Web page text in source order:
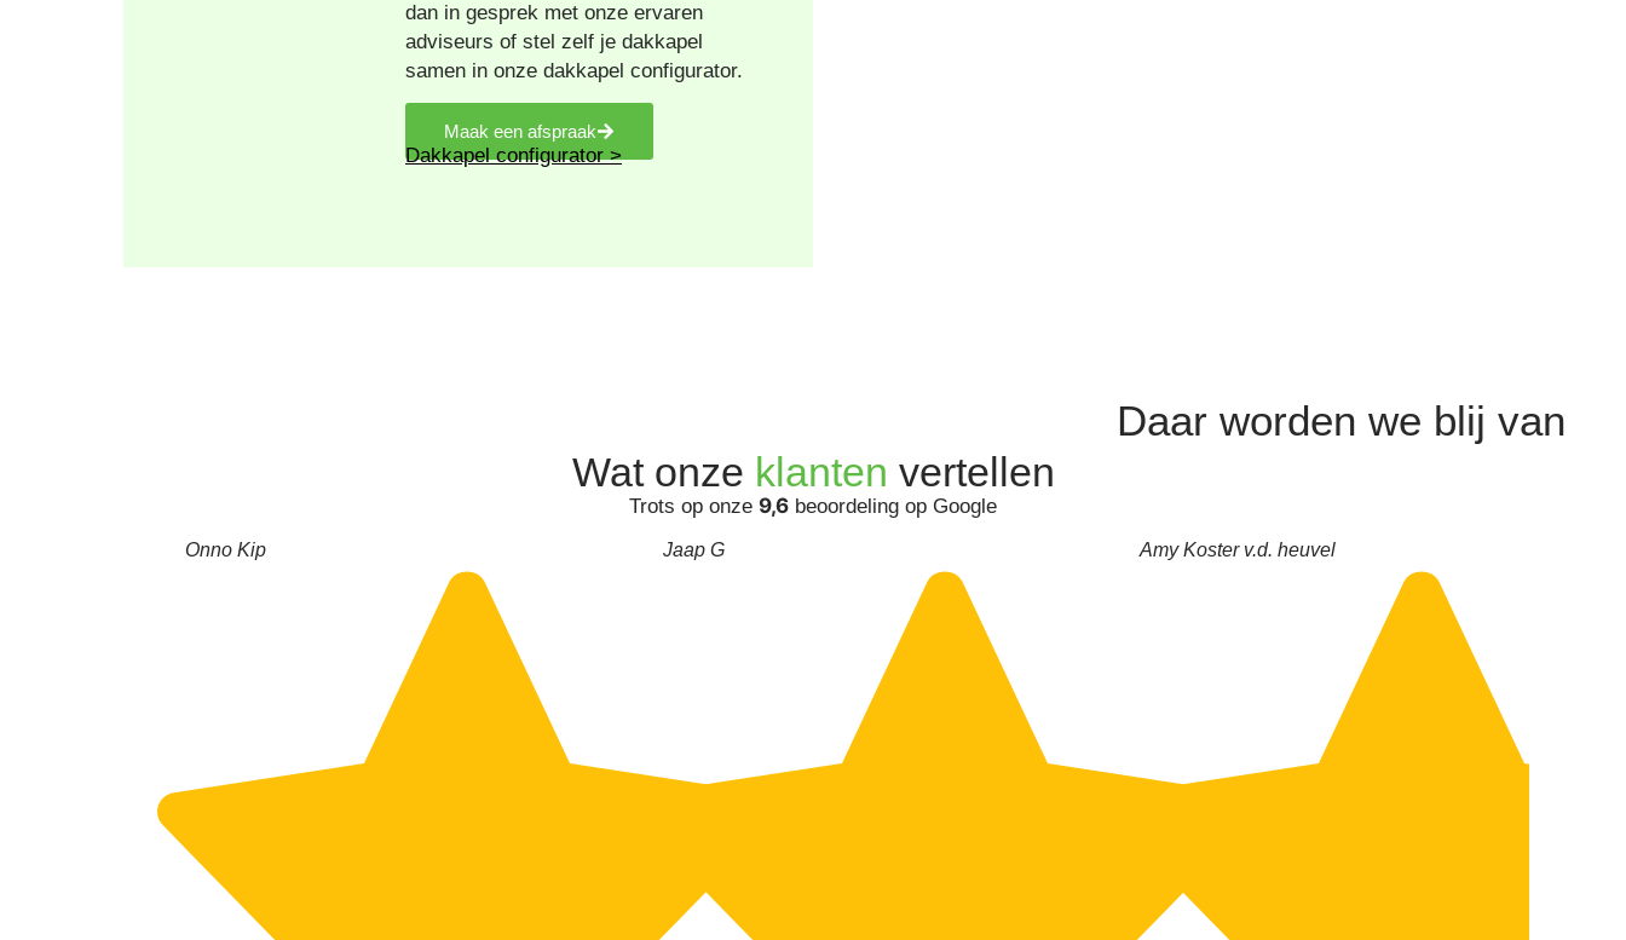
dan in gesprek met onze ervaren
adviseurs of stel zelf je dakkapel
samen in onze dakkapel configurator.
Maak een afspraak
Dakkapel configurator >
Wat onze klanten vertellen
Trots op onze 9,6 beoordeling op Google
Onno Kip Jaap G Amy Koster v.d. heuvel
Daar worden we blij van